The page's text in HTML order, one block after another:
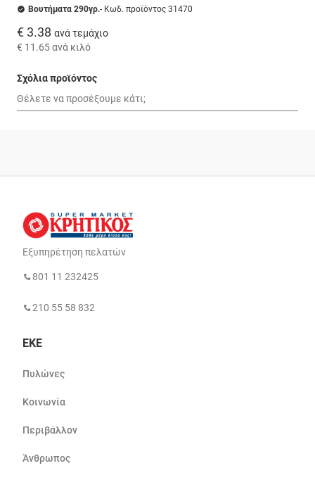
Βουτήματα 290γρ.- Κωδ. προϊόντος 31470
€ 3.38 ανά τεμάχιο
€ 11.65ανά κιλό
Σχόλια προϊόντος
Εξυπηρέτηση πελατών
801 11 232425
210 55 58 832
ΕΚΕ
Πυλώνες
Κοινωνία
Περιβάλλον
Άνθρωπος